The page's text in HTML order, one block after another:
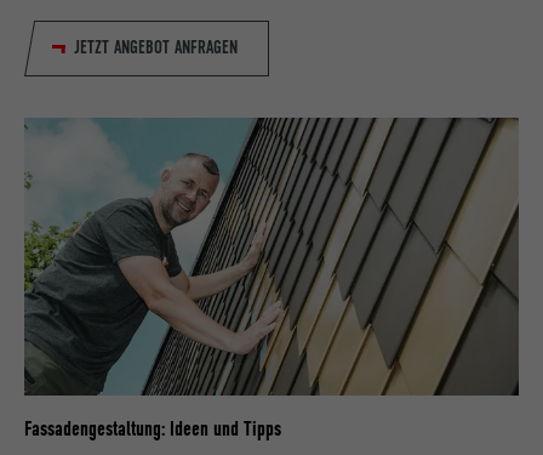
JETZT ANGEBOT ANFRAGEN
Fassadengestaltung: Ideen und Tipps